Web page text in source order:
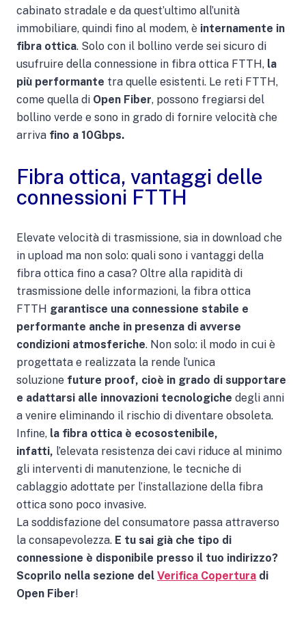
cabinato stradale e da quest’ultimo all’unità
immobiliare, quindi fino al modem, è internamente in
fibra ottica. Solo con il bollino verde sei sicuro di
usufruire della connessione in fibra ottica FTTH, la
più performante tra quelle esistenti. Le reti FTTH,
come quella di Open Fiber, possono fregiarsi del
bollino verde e sono in grado di fornire velocità che
arriva fino a 10Gbps.
Fibra ottica, vantaggi delle
connessioni FTTH
Elevate velocità di trasmissione, sia in download che
in upload ma non solo: quali sono i vantaggi della
fibra ottica fino a casa? Oltre alla rapidità di
trasmissione delle informazioni, la fibra ottica
FTTH garantisce una connessione stabile e
performante anche in presenza di avverse
condizioni atmosferiche. Non solo: il modo in cui è
progettata e realizzata la rende l’unica
soluzione future proof, cioè in grado di supportare
e adattarsi alle innovazioni tecnologiche degli anni
a venire eliminando il rischio di diventare obsoleta.
Infine, la fibra ottica è ecosostenibile,
infatti, l’elevata resistenza dei cavi riduce al minimo
gli interventi di manutenzione, le tecniche di
cablaggio adottate per l’installazione della fibra
ottica sono poco invasive.
La soddisfazione del consumatore passa attraverso
la consapevolezza. E tu sai già che tipo di
connessione è disponibile presso il tuo indirizzo?
Scoprilo nella sezione del Verifica Copertura di
Open Fiber!